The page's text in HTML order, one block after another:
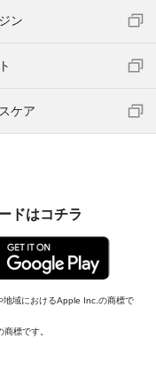
ン
ケア
ドはコチラ
域におけるApple Inc.の商標で
標です。